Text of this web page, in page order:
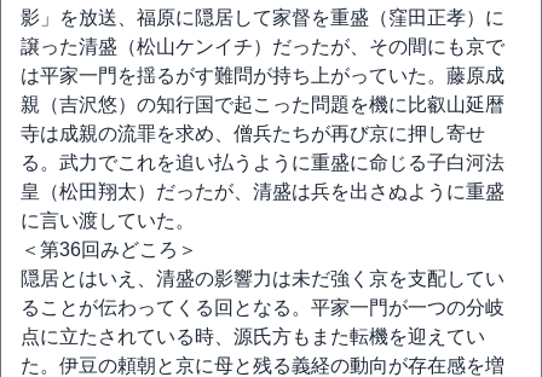
影」を放送、福原に隠居して家督を重盛（窪田正孝）に
譲った清盛（松山ケンイチ）だったが、その間にも京で
は平家一門を揺るがす難問が持ち上がっていた。藤原成
親（吉沢悠）の知行国で起こった問題を機に比叡山延暦
寺は成親の流罪を求め、僧兵たちが再び京に押し寄せ
る。武力でこれを追い払うように重盛に命じる子白河法
皇（松田翔太）だったが、清盛は兵を出さぬように重盛
に言い渡していた。
＜第36回みどころ＞
隠居とはいえ、清盛の影響力は未だ強く京を支配してい
ることが伝わってくる回となる。平家一門が一つの分岐
点に立たされている時、源氏方もまた転機を迎えてい
た。伊豆の頼朝と京に母と残る義経の動向が存在感を増